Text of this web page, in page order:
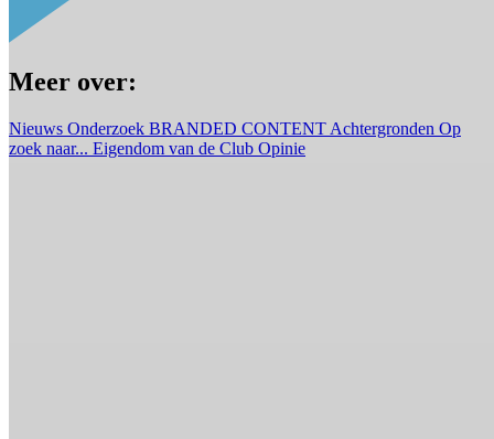
Meer over:
Nieuws Onderzoek BRANDED CONTENT Achtergronden Op
zoek naar... Eigendom van de Club Opinie